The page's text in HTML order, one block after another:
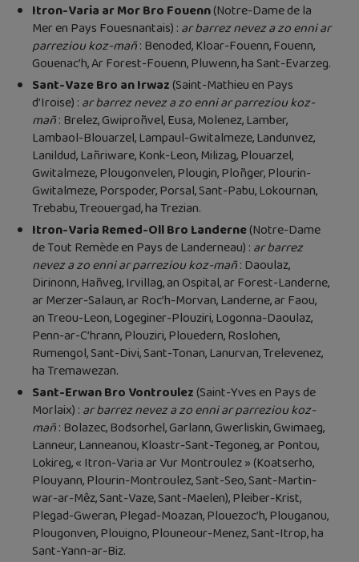
Itron-Varia ar Mor Bro Fouenn(Notre-Dame de la
Mer en Pays Fouesnantais) : ar barrez nevez a zo enni ar
parreziou koz-mañ: Benoded, Kloar-Fouenn, Fouenn,
Gouenac’h, Ar Forest-Fouenn, Pluwenn, ha Sant-Evarzeg.
Sant-Vaze Bro an Irwaz(Saint-Mathieu en Pays
d’Iroise) : ar barrez nevez a zo enni ar parreziou koz-
mañ: Brelez, Gwiproñvel, Eusa, Molenez, Lamber,
Lambaol-Blouarzel, Lampaul-Gwitalmeze, Landunvez,
Lanildud, Lañriware, Konk-Leon, Milizag, Plouarzel,
Gwitalmeze, Plougonvelen, Plougin, Ploñger, Plourin-
Gwitalmeze, Porspoder, Porsal, Sant-Pabu, Lokournan,
Trebabu, Treouergad, ha Trezian.
Itron-Varia Remed-Oll Bro Landerne(Notre-Dame
de Tout Remède en Pays de Landerneau) : ar barrez
nevez a zo enni ar parreziou koz-mañ: Daoulaz,
Dirinonn, Hañveg, Irvillag, an Ospital, ar Forest-Landerne,
ar Merzer-Salaun, ar Roc’h-Morvan, Landerne, ar Faou,
an Treou-Leon, Logeginer-Plouziri, Logonna-Daoulaz,
Penn-ar-C’hrann, Plouziri, Plouedern, Roslohen,
Rumengol, Sant-Divi, Sant-Tonan, Lanurvan, Trelevenez,
ha Tremawezan.
Sant-Erwan Bro Vontroulez(Saint-Yves en Pays de
Morlaix) : ar barrez nevez a zo enni ar parreziou koz-
mañ: Bolazec, Bodsorhel, Garlann, Gwerliskin, Gwimaeg,
Lanneur, Lanneanou, Kloastr-Sant-Tegoneg, ar Pontou,
Lokireg, « Itron-Varia ar Vur Montroulez » (Koatserho,
Plouyann, Plourin-Montroulez, Sant-Seo, Sant-Martin-
war-ar-Mêz, Sant-Vaze, Sant-Maelen), Pleiber-Krist,
Plegad-Gweran, Plegad-Moazan, Plouezoc’h, Plouganou,
Plougonven, Plouigno, Plouneour-Menez, Sant-Itrop, ha
Sant-Yann-ar-Biz.